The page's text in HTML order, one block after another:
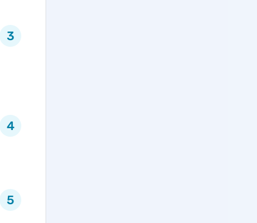
3
4
5